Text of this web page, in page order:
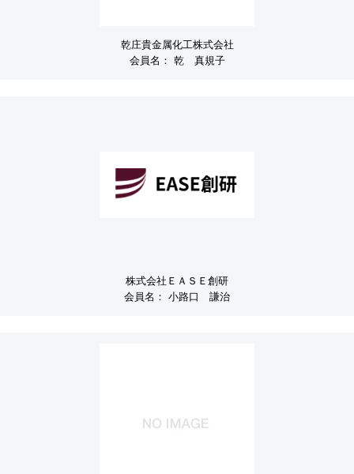
乾庄貴金属化工株式会社
会員名： 乾 真規子
株式会社ＥＡＳＥ創研
会員名： 小路口 謙治